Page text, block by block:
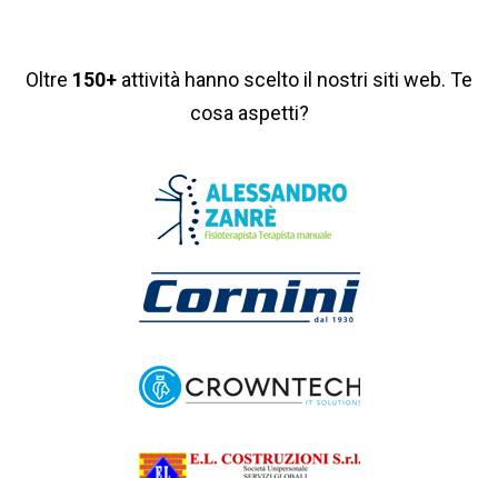
Oltre 150+ attività hanno scelto il nostri siti web. Te
cosa aspetti?